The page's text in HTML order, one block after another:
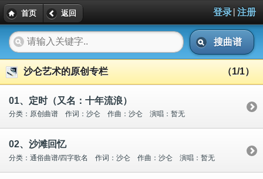
首页 返回 登录| 注册
搜曲谱
沙仑艺术的原创专栏 （1/1）
01、定时（又名：十年流浪）
分类：原创曲谱 作词：沙仑 作曲：沙仑 演唱：暂无
02、沙滩回忆
分类：通俗曲谱/四字歌名 作词：沙仑 作曲：沙仑 演唱：暂无